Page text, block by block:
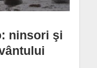
ninsori şi